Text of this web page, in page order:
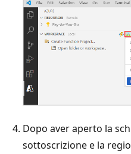
Dopo aver aperto la
sottoscrizione e la